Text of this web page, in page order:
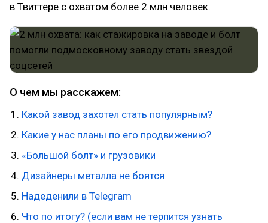
в Твиттере с охватом более 2 млн человек.
О чем мы расскажем:
Какой завод захотел стать популярным?
Какие у нас планы по его продвижению?
«Большой болт» и грузовики
Дизайнеры металла не боятся
Надеденили в Telegram
Что по итогу? (если вам не терпится узнать